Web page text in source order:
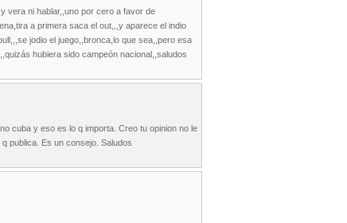
vera ni hablar,,uno por cero a favor de
a primera saca el out,,,y aparece el indio
jodio el juego,,bronca,lo que sea,,pero esa
hubiera sido campeón nacional,,saludos
cuba y eso es lo q importa. Creo tu opinion no le
publica. Es un consejo. Saludos